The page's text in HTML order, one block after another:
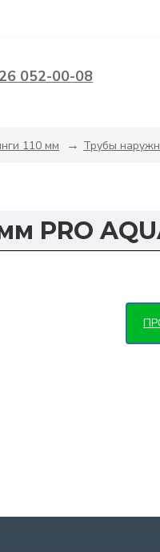
052-00-08
110 мм Трубы
PRO